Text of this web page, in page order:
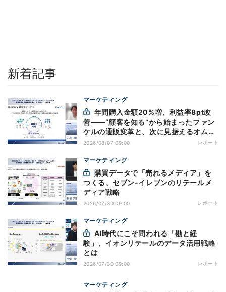
新着記事
マーケティング
善——“顧客を知る”から始まったファン
ケルの通販変革と、次に見据えるオムニ
チャネル
2026/08/07 09:00 レポート
マーケティング
つくる、セブン-イレブンのリテールメ
ディア戦略
2026/07/30 09:00 レポート
マーケティング
験」、イオンリテールのデータ活用戦略
とは
2026/07/30 09:00 レポート
マーケティング